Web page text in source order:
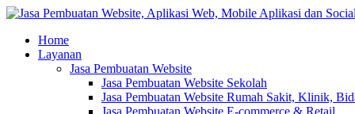
Home
Layanan
Jasa Pembuatan Website
Jasa Pembuatan Website Sekolah
Jasa Pembuatan Website Rumah Sakit, Klinik,
Jasa Pembuatan Website E-commerce & Retail